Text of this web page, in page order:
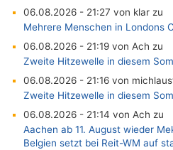
06.08.2026 - 21:27 von klar zu
Mehrere Menschen in Londons
06.08.2026 - 21:19 von Ach zu
Zweite Hitzewelle in diesem
06.08.2026 - 21:16 von
Zweite Hitzewelle in diesem
06.08.2026 - 21:14 von Ach zu
Aachen ab 11. August wieder
Belgien setzt bei Reit-WM auf